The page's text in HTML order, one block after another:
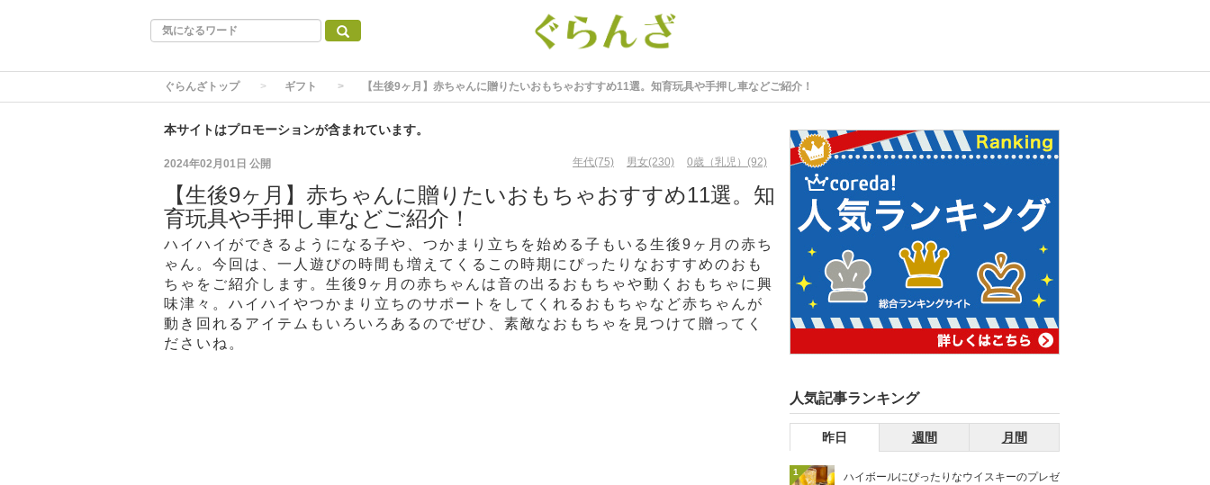
ぐらんざトップ ギフト 【生後9ヶ月】赤ちゃんに贈りたいおもちゃおすすめ11選。知育玩具や手押し車などご紹介！
本サイトはプロモーションが含まれています。
2024年02月01日 公開 年代(75) 男女(230) 0歳（乳児）(92)
【生後9ヶ月】赤ちゃんに贈りたいおもちゃおすすめ11選。知
育玩具や手押し車などご紹介！
ハイハイができるようになる子や、つかまり立ちを始める子もいる生後9ヶ月の赤ち
ゃん。今回は、一人遊びの時間も増えてくるこの時期にぴったりなおすすめのおも
ちゃをご紹介します。生後9ヶ月の赤ちゃんは音の出るおもちゃや動くおもちゃに興
味津々。ハイハイやつかまり立ちのサポートをしてくれるおもちゃなど赤ちゃんが
動き回れるアイテムもいろいろあるのでぜひ、素敵なおもちゃを見つけて贈ってく
ださいね。
人気記事ランキング
昨日 週間 月間
1
ハイボールにぴったりなウイスキーのプレゼ